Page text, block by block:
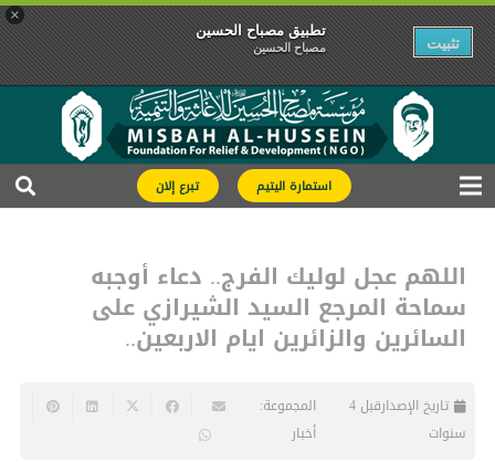
×
تطبیق مصباح الحسین
مصباح الحسین تثبیت
استمارة اليتيم تبرع إلان
اللهم عجل لوليك الفرج.. دعاء أوجبه
سماحة المرجع السيد الشيرازي على
السائرين والزائرين ايام الاربعين..
تاريخ الإصدار
قبل 4
سنوات
المجموعة:
أخبار